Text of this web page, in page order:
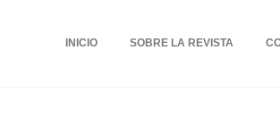
INICIO SOBRE LA REVISTA